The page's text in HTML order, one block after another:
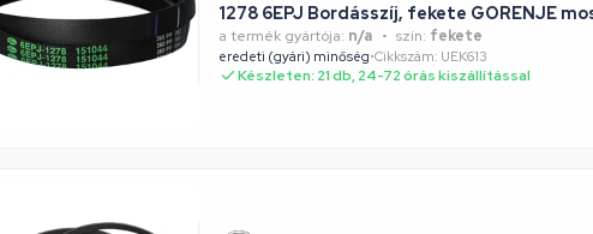
1278 6EPJ Bordásszíj, fekete GORENJE
a termék gyártója: n/a szín: fekete
eredeti (gyári) minőség•Cikkszám: UEK613
Készleten: 21 db, 24-72 órás kiszállítással